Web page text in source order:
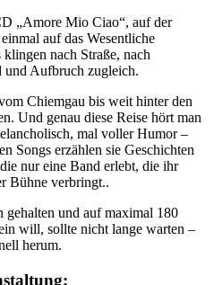
„Amore Mio Ciao“, auf der
auf das Wesentliche
nach Straße, nach
und Aufbruch zugleich.
Chiemgau bis weit hinter den
Und genau diese Reise hört man
mal voller Humor –
Songs erzählen sie Geschichten
nur eine Band erlebt, die ihr
Bühne verbringt..
und auf maximal 180
will, sollte nicht lange warten –
herum.